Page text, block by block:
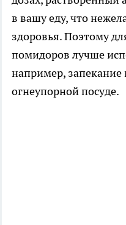
в вашу еду, что
здоровья. Поэтому
помидоров лучше
например, запекание
огнеупорной посуде.